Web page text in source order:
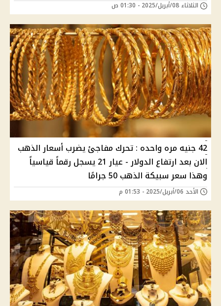
الثلاثاء 08/أبريل/2025 - 01:30 ص
42 جنيه مره واحده : تحرك مفاجئ يضرب أسعار الذهب
الان بعد ارتفاع الدولار - عيار 21 يسجل رقماً قياسياً
وهذا سعر سبيكة الذهب 50 جرامًا
الأحد 06/أبريل/2025 - 01:53 م